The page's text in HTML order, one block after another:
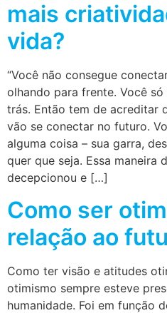
mais
vida?
“Você não consegue
olhando para frente. Você
trás. Então tem de acreditar
vão se conectar no futuro.
alguma coisa – sua garra,
quer que seja. Essa maneira
decepcionou e […]
Como ser
relação ao
Como ter visão e atitudes
otimismo sempre esteve
humanidade. Foi em função